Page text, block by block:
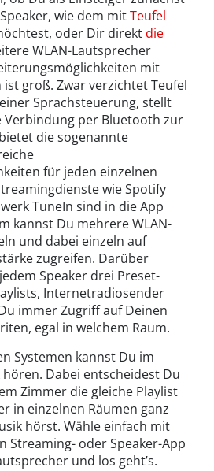
wie dem mitTeufel
oder Dir direktdie
WLAN-Lautsprecher
mit
ist groß. Zwar verzichtet Teufel
Sprachsteuerung, stellt
Verbindung per Bluetooth zur
die sogenannte
für jeden einzelnen
wie Spotify
TuneIn sind in die App
kannst Du mehrere WLAN-
und dabei einzeln auf
zugreifen. Darüber
Speaker drei Preset-
Internetradiosender
immer Zugriff auf Deinen
egal in welchem Raum.
Systemen kannst Du im
Dabei entscheidest Du
Zimmer die gleiche Playlist
in einzelnen Räumen ganz
hörst. Wähle einfach mit
Streaming- oder Speaker-App
und los geht’s.